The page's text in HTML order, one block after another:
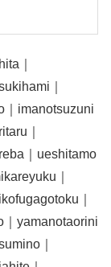
｜
｜
imanotsuzuni
｜
｜ueshitamo
｜
｜
yamanotaorini
｜